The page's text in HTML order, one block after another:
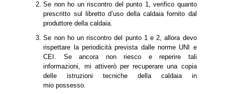
Se non ho un riscontro del punto 1, verifico quanto
prescritto sul libretto d’uso della caldaia fornito dal
produttore della caldaia.
Se non ho un riscontro del punto 1 e 2, allora devo
rispettare la periodicità prevista dalle norme UNI e
CEI. Se ancora non riesco e reperire tali
informazioni, mi attiverò per recuperare una copia
delle istruzioni tecniche della caldaia in
mio possesso.